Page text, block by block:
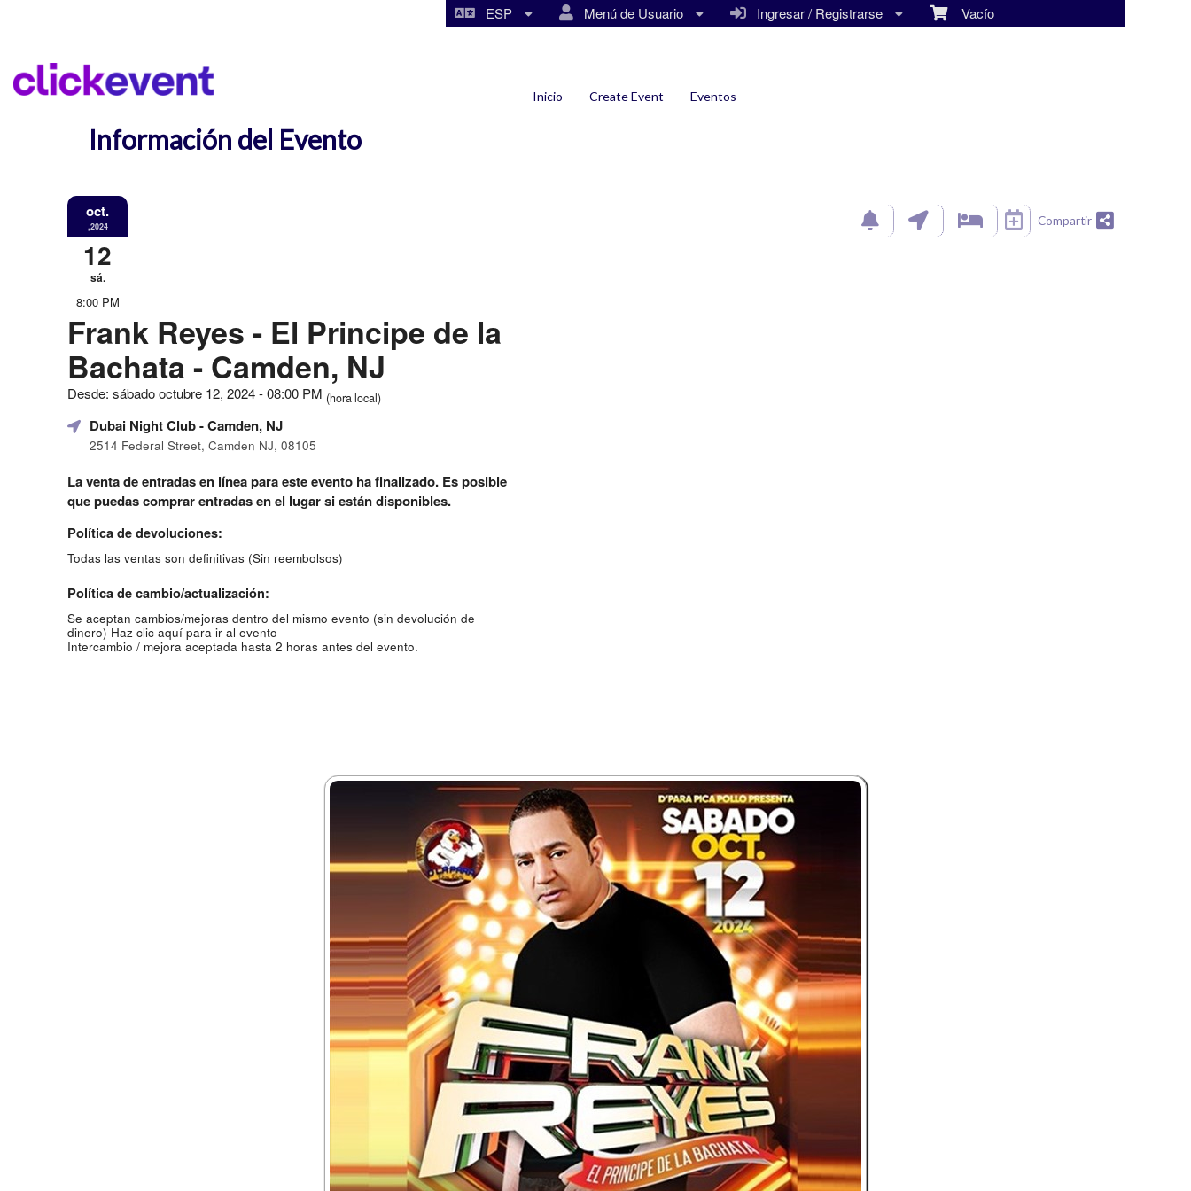
Vacío
Ingresar / Registrarse
Menú de Usuario
ESP
Inicio Create Event Eventos
Información del Evento
oct.
,2024
12
sá.
8:00 PM
Frank Reyes - El Principe de la
Bachata - Camden, NJ
Desde: sábado octubre 12, 2024 - 08:00 PM (hora local)
Dubai Night Club- Camden, NJ
2514 Federal Street, Camden NJ, 08105
La venta de entradas en línea para este evento ha finalizado. Es posible
que puedas comprar entradas en el lugar si están disponibles.
Política de devoluciones:
Todas las ventas son definitivas (Sin reembolsos)
Política de cambio/actualización:
Se aceptan cambios/mejoras dentro del mismo evento (sin devolución de
dinero) Haz clic aquí para ir al evento
Intercambio / mejora aceptada hasta 2 horas antes del evento.
Compartir